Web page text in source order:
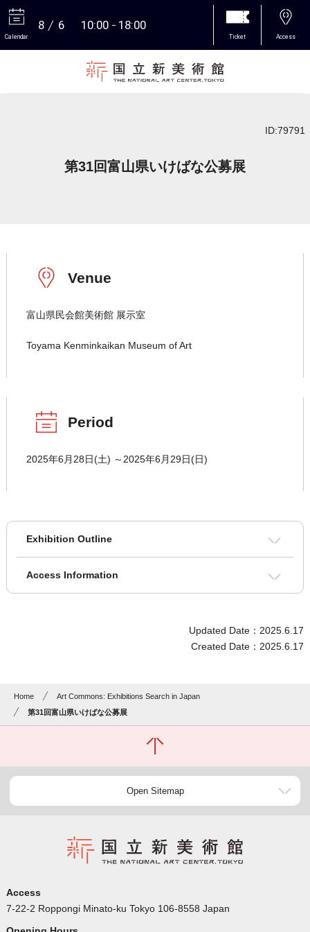
Calendar
8 6 10:00 18:00
Ticket Access
ID:79791
第31回富山県いけばな公募展
Venue
富山県民会館美術館 展示室
Toyama Kenminkaikan Museum of Art
Period
2025年6月28日(土) ～2025年6月29日(日)
Exhibition Outline
Access Information
Updated Date：2025.6.17
Created Date：2025.6.17
Home
Art Commons: Exhibitions Search in Japan
第31回富山県いけばな公募展
Open Sitemap
Access
7-22-2 Roppongi Minato-ku Tokyo 106-8558 Japan